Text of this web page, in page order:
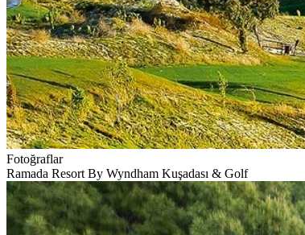
Fotoğraflar
Ramada Resort By Wyndham Kuşadası & Golf